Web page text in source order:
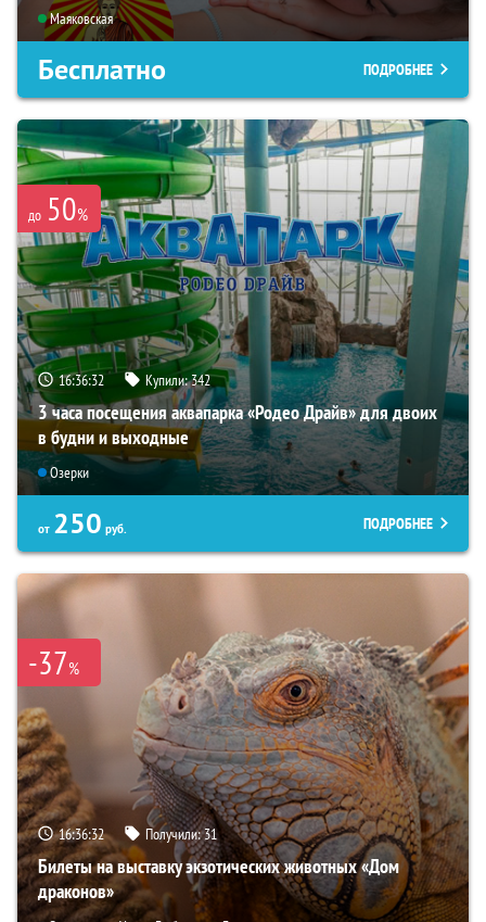
Маяковская
Бесплатно ПОДРОБНЕЕ
до 50%
16:36:31 Купили:342
3 часа посещения аквапарка «Родео Драйв» для двоих
в будни и выходные
Озерки
от 250 руб. ПОДРОБНЕЕ
-37%
16:36:31 Получили:31
Билеты на выставку экзотических животных «Дом
драконов»